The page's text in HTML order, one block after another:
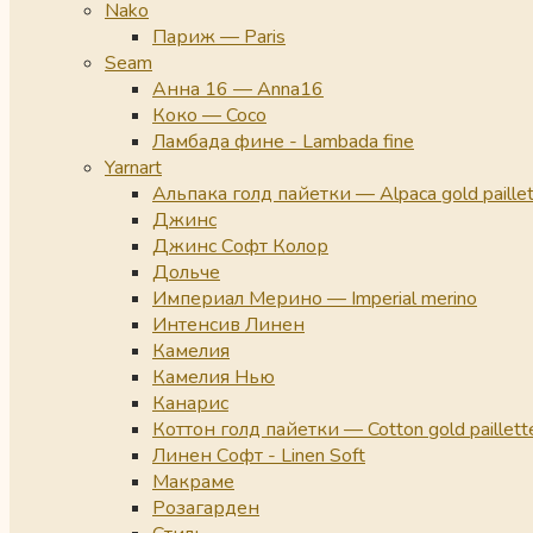
Nako
Париж — Paris
Seam
Анна 16 — Anna16
Коко — Coco
Ламбада фине - Lambada fine
Yarnart
Альпака голд пайетки — Alpaca gold
Джинс
Джинс Софт Колор
Дольче
Империал Мерино — Imperial merino
Интенсив Линен
Камелия
Камелия Нью
Канарис
Коттон голд пайетки — Cotton gold
Линен Софт - Linen Soft
Макраме
Розагарден